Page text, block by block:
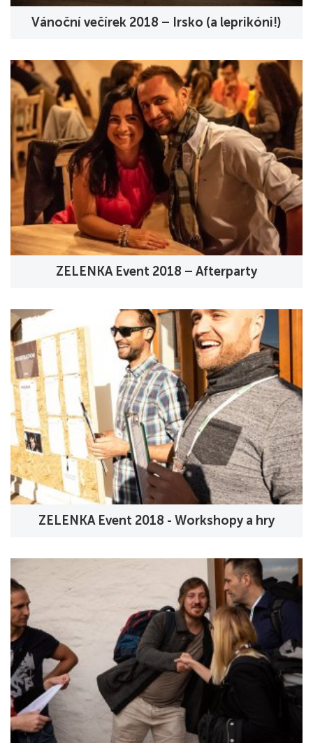
Vánoční večírek 2018 – Irsko (a leprikóni!)
ZELENKA Event 2018 – Afterparty
ZELENKA Event 2018 - Workshopy a hry